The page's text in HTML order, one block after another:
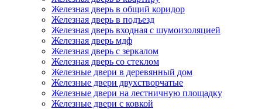
Железная дверь в общий коридор
Железная дверь в подъезд
Железная дверь входная с шумоизоляцией
Железная дверь мдф
Железная дверь с зеркалом
Железная дверь со стеклом
Железные двери в деревянный дом
Железные двери двухстворчатые
Железные двери на лестничную площадку
Железные двери с ковкой